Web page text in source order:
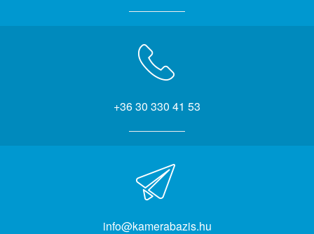
+36 30 330 41 53
info@kamerabazis.hu